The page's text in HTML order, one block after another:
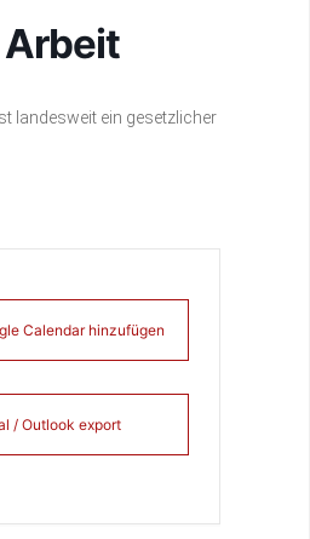
Arbeit
landesweit ein gesetzlicher
Calendar hinzufügen
/ Outlook export